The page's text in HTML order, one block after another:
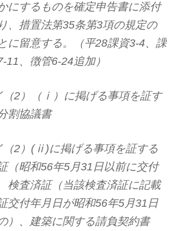
にするものを確定申告書に添付
、措置法第35条第3項の規定の
に留意する。（平28課資3-4、課
11、徴管6-24追加）
2）（ⅰ）に掲げる事項を証す
割協議書
2）(ⅱ)に掲げる事項を証する
昭和56年5月31日以前に交付
検査済証（当該検査済証に記載
交付年月日が昭和56年5月31日
）、建築に関する請負契約書